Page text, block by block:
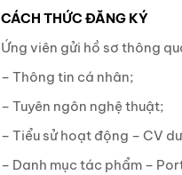
CÁCH THỨC ĐĂNG KÝ
Ứng viên gửi hồ sơ thông
– Thông tin cá nhân;
– Tuyên ngôn nghệ thuật;
– Tiểu sử hoạt động – CV
– Danh mục tác phẩm –